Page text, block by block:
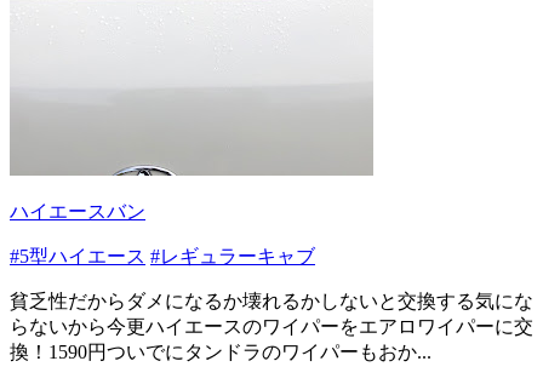
ハイエースバン
#5型ハイエース #レギュラーキャブ
貧乏性だからダメになるか壊れるかしないと交換する気にな
らないから今更ハイエースのワイパーをエアロワイパーに交
換！1590円ついでにタンドラのワイパーもおか...